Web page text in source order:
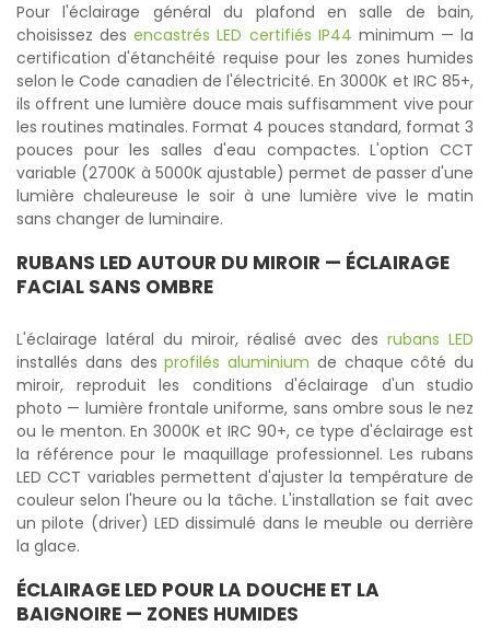
Pour l'éclairage général du plafond en salle de bain,
choisissez desencastrés LED certifiés IP44 minimum — la
certification d'étanchéité requise pour les zones humides
selon le Code canadien de l'électricité. En 3000K et IRC 85+,
ils offrent une lumière douce mais suffisamment vive pour
les routines matinales. Format 4 pouces standard, format 3
pouces pour les salles d'eau compactes. L'option CCT
variable (2700K à 5000K ajustable) permet de passer d'une
lumière chaleureuse le soir à une lumière vive le matin
sans changer de luminaire.
RUBANS LED AUTOUR DU MIROIR — ÉCLAIRAGE
FACIAL SANS OMBRE
L'éclairage latéral du miroir, réalisé avec desrubans LED
installés dans desprofilés aluminium de chaque côté du
miroir, reproduit les conditions d'éclairage d'un studio
photo — lumière frontale uniforme, sans ombre sous le nez
ou le menton. En 3000K et IRC 90+, ce type d'éclairage est
la référence pour le maquillage professionnel. Les rubans
LED CCT variables permettent d'ajuster la température de
couleur selon l'heure ou la tâche. L'installation se fait avec
un pilote (driver) LED dissimulé dans le meuble ou derrière
la glace.
ÉCLAIRAGE LED POUR LA DOUCHE ET LA
BAIGNOIRE — ZONES HUMIDES